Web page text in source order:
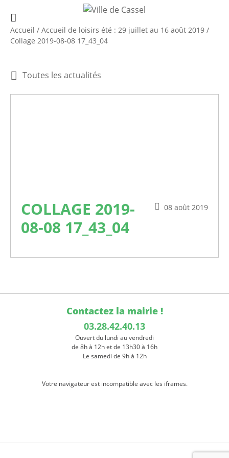
Accueil / Accueil de loisirs été : 29 juillet au 16 août 2019 /
Collage 2019-08-08 17_43_04
Toutes les actualités
08 août 2019
COLLAGE 2019-
08-08 17_43_04
Contactez la mairie !
03.28.42.40.13
Ouvert du lundi au vendredi
de 8h à 12h et de 13h30 à 16h
Le samedi de 9h à 12h
Votre navigateur est incompatible avec les iframes.